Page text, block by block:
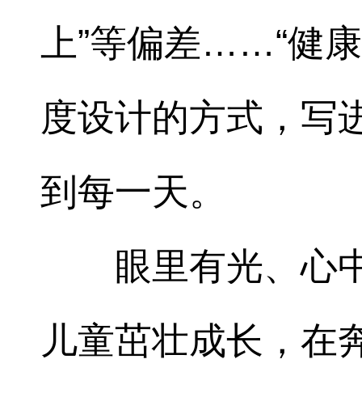
上”等偏差……“健
度设计的方式，写
到每一天。
眼里有光、心
儿童茁壮成长，在